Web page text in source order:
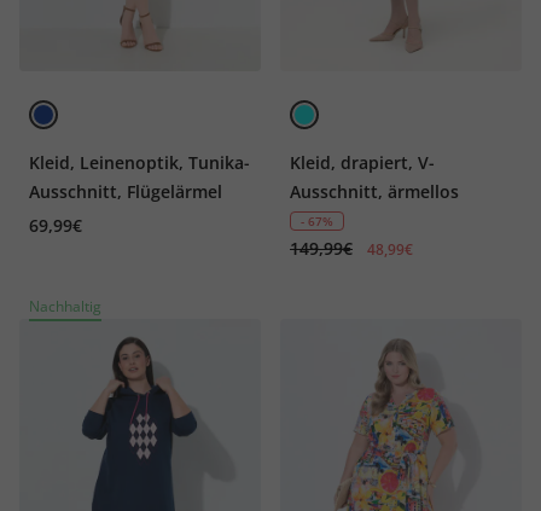
Kleid, Leinenoptik, Tunika-
Ausschnitt, Flügelärmel
69,99€
Kleid, drapiert, V-
Ausschnitt, ärmellos
- 67%
149,99€ 48,99€
Nachhaltig